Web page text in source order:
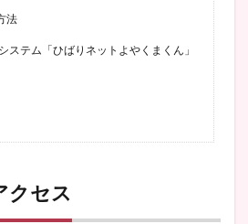
法
ステム「ひばりネットよやくまくん」
クセス